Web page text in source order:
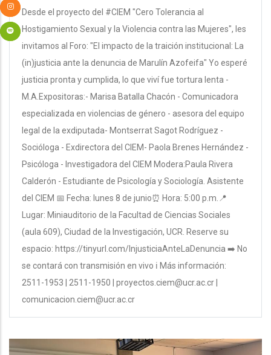
Desde el proyecto del #CIEM "Cero Tolerancia al
Hostigamiento Sexual y la Violencia contra las Mujeres", les
invitamos al Foro: "El impacto de la traición institucional: La
(in)justicia ante la denuncia de Marulín Azofeifa" Yo esperé
justicia pronta y cumplida, lo que viví fue tortura lenta -
M.A.Expositoras:- Marisa Batalla Chacón - Comunicadora
especializada en violencias de género - asesora del equipo
legal de la exdiputada- Montserrat Sagot Rodríguez -
Socióloga - Exdirectora del CIEM- Paola Brenes Hernández -
Psicóloga - Investigadora del CIEM Modera:Paula Rivera
Calderón - Estudiante de Psicología y Sociología. Asistente
del CIEM 📅 Fecha: lunes 8 de junio⏰ Hora: 5:00 p.m.📍
Lugar: Miniauditorio de la Facultad de Ciencias Sociales
(aula 609), Ciudad de la Investigación, UCR. Reserve su
espacio: https://tinyurl.com/InjusticiaAnteLaDenuncia ➡️ No
se contará con transmisión en vivo ℹ️ Más información:
2511-1953 | 2511-1950 | proyectos.ciem@ucr.ac.cr |
comunicacion.ciem@ucr.ac.cr